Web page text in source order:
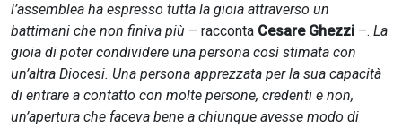
l’assemblea ha espresso tutta la gioia attraverso un
battimani che non finiva più – racconta Cesare Ghezzi –. La
gioia di poter condividere una persona così stimata con
un’altra Diocesi. Una persona apprezzata per la sua capacità
di entrare a contatto con molte persone, credenti e non,
un’apertura che faceva bene a chiunque avesse modo di